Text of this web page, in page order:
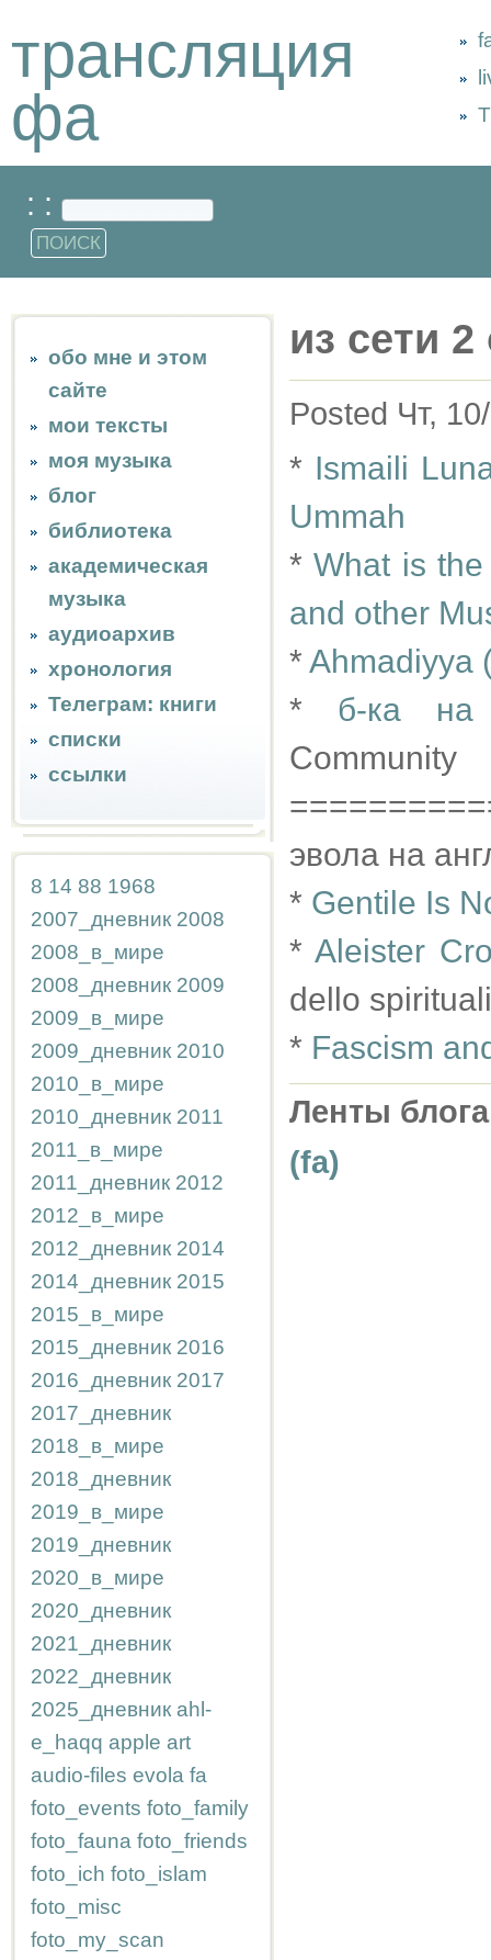
трансляция
фа
: :
обо мне и этом
сайте
мои тексты
моя музыка
блог
библиотека
академическая
музыка
аудиоархив
хронология
Телеграм: книги
списки
ссылки
8 14 88 1968
2007_дневник 2008
2008_в_мире
2008_дневник 2009
2009_в_мире
2009_дневник 2010
2010_в_мире
2010_дневник 2011
2011_в_мире
2011_дневник 2012
2012_в_мире
2012_дневник 2014
2014_дневник 2015
2015_в_мире
2015_дневник 2016
2016_дневник 2017
2017_дневник
2018_в_мире
2018_дневник
2019_в_мире
2019_дневник
2020_в_мире
2020_дневник
2021_дневник
2022_дневник
2025_дневник ahl-
e_haqq apple art
audio-files evola fa
foto_events foto_family
foto_fauna foto_friends
foto_ich foto_islam
foto_misc
foto_my_scan
из сети 2
Posted Чт,
* Ismaili
Ummah
*What is
and other
* Ahmadiyya
* б-ка на
Community
эвола на
* Gentile Is
*Aleister
dello
* Fascism
Ленты
(fa)